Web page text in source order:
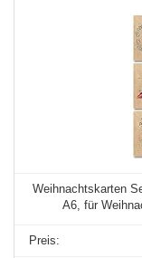
Weihnachtskarten
A6, für